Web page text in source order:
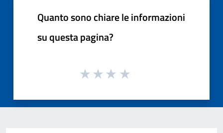
Quanto sono chiare le informazioni
su questa pagina?